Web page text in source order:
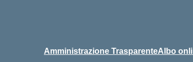
Amministrazione TrasparenteAlbo